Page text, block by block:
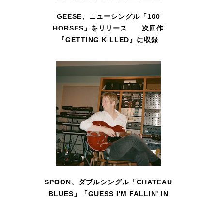
GEESE、ニューシングル「100
HORSES」をリリース 次回作
『GETTING KILLED』に収録
SPOON、ダブルシングル「CHATEAU
BLUES」「GUESS I'M FALLIN' IN